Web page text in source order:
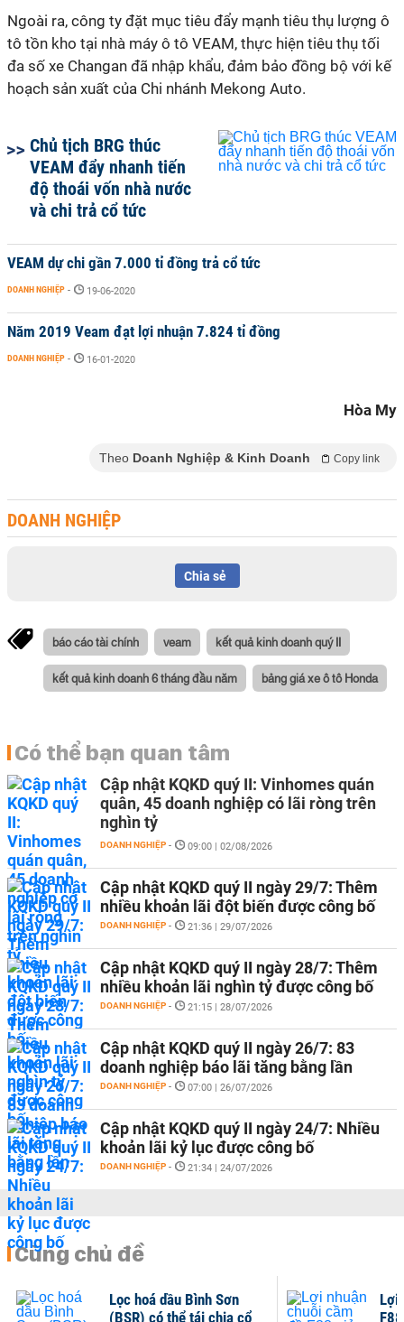
Ngoài ra, công ty đặt mục tiêu đẩy mạnh tiêu thụ lượng ô
tô tồn kho tại nhà máy ô tô VEAM, thực hiện tiêu thụ tối
đa số xe Changan đã nhập khẩu, đảm bảo đồng bộ với kế
hoạch sản xuất của Chi nhánh Mekong Auto.
Chủ tịch BRG thúc
VEAM đẩy nhanh tiến
độ thoái vốn nhà nước
và chi trả cổ tức
VEAM dự chi gần 7.000 tỉ đồng trả cổ tức
DOANH NGHIỆP - 19-06-2020
Năm 2019 Veam đạt lợi nhuận 7.824 tỉ đồng
DOANH NGHIỆP - 16-01-2020
Hòa My
Theo Doanh Nghiệp & Kinh Doanh Copy link
DOANH NGHIỆP
Chia sẻ
báo cáo tài chính veam kết quả kinh doanh quý II
kết quả kinh doanh 6 tháng đầu năm bảng giá xe ô tô Honda
Có thể bạn quan tâm
Cập nhật KQKD quý II: Vinhomes quán
quân, 45 doanh nghiệp có lãi ròng trên
nghìn tỷ
DOANH NGHIỆP - 09:00 | 02/08/2026
Cập nhật KQKD quý II ngày 29/7: Thêm
nhiều khoản lãi đột biến được công bố
DOANH NGHIỆP - 21:36 | 29/07/2026
Cập nhật KQKD quý II ngày 28/7: Thêm
nhiều khoản lãi nghìn tỷ được công bố
DOANH NGHIỆP - 21:15 | 28/07/2026
Cập nhật KQKD quý II ngày 26/7: 83
doanh nghiệp báo lãi tăng bằng lần
DOANH NGHIỆP - 07:00 | 26/07/2026
Cập nhật KQKD quý II ngày 24/7: Nhiều
khoản lãi kỷ lục được công bố
DOANH NGHIỆP - 21:34 | 24/07/2026
Cùng chủ đề
Lọc hoá dầu Bình Sơn
(BSR) có thể tái chia cổ
Lợi